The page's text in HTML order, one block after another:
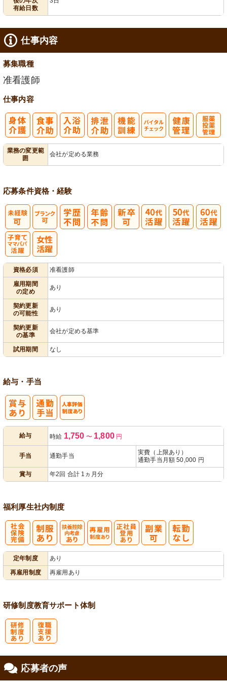
有給日数
仕事内容
募集職種
准看護師
仕事内容
業務の変更範
囲
会社が定める業務
応募条件資格・経験
資格必須
准看護師
雇用期間
の定め
あり
契約更新
の可能性
あり
契約更新
の基準
会社が定める基準
試用期間 なし
給与・手当
給与 時給 1,750 〜 1,800円
手当 通勤手当
実費（上限あり）
通勤手当月額 50,000 円
賞与
年2回 合計 1ヵ月分
福利厚生社内制度
定年制度
あり
再雇用制度
再雇用あり
研修制度教育サポート体制
応募者の声